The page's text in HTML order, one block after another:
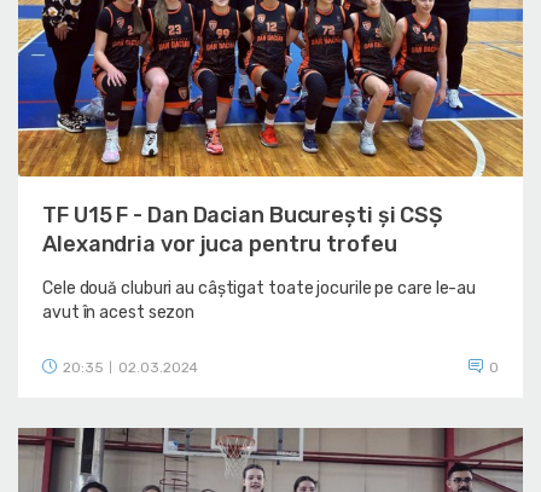
TF U15 F - Dan Dacian București și CSȘ
Alexandria vor juca pentru trofeu
Cele două cluburi au câștigat toate jocurile pe care le-au
avut în acest sezon
20:35 02.03.2024 0